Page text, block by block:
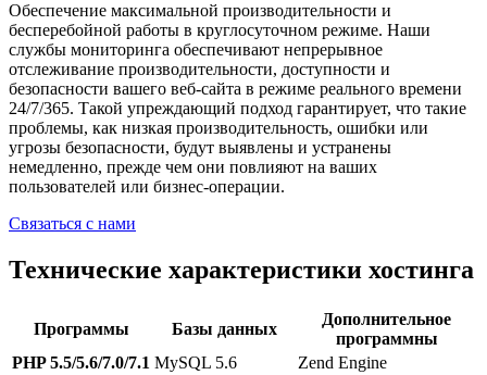
Обеспечение максимальной производительности и
бесперебойной работы в круглосуточном режиме. Наши
службы мониторинга обеспечивают непрерывное
отслеживание производительности, доступности и
безопасности вашего веб-сайта в режиме реального времени
24/7/365. Такой упреждающий подход гарантирует, что такие
проблемы, как низкая производительность, ошибки или
угрозы безопасности, будут выявлены и устранены
немедленно, прежде чем они повлияют на ваших
пользователей или бизнес-операции.
Связаться с нами
Технические характеристики хостинга
Программы Базы данных
Дополнительное
программны
PHP 5.5/5.6/7.0/7.1 MySQL 5.6
Zend Engine